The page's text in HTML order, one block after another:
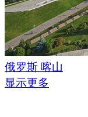
俄罗斯 喀山
显示更多